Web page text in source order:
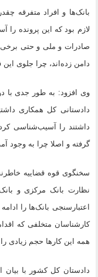
بانک‌ها و افراد متفرقه
لازم بود که این پرونده را
صادرات و ملی و حتی برخی
دامن زده‌اند، چرا جلوی این
دادستانی کل همکاری
داشتند را آسیب‌شناسی
گرفته و اصلا چرا به وجود
سخنگوی قوه قضاییه
نظارت بانک مرکزی و
اعتبارسنجی بانک‌ها را
کارشناسان متخلفی که
همه این کارها حجم زیادی
دادستان کل کشور با بیان